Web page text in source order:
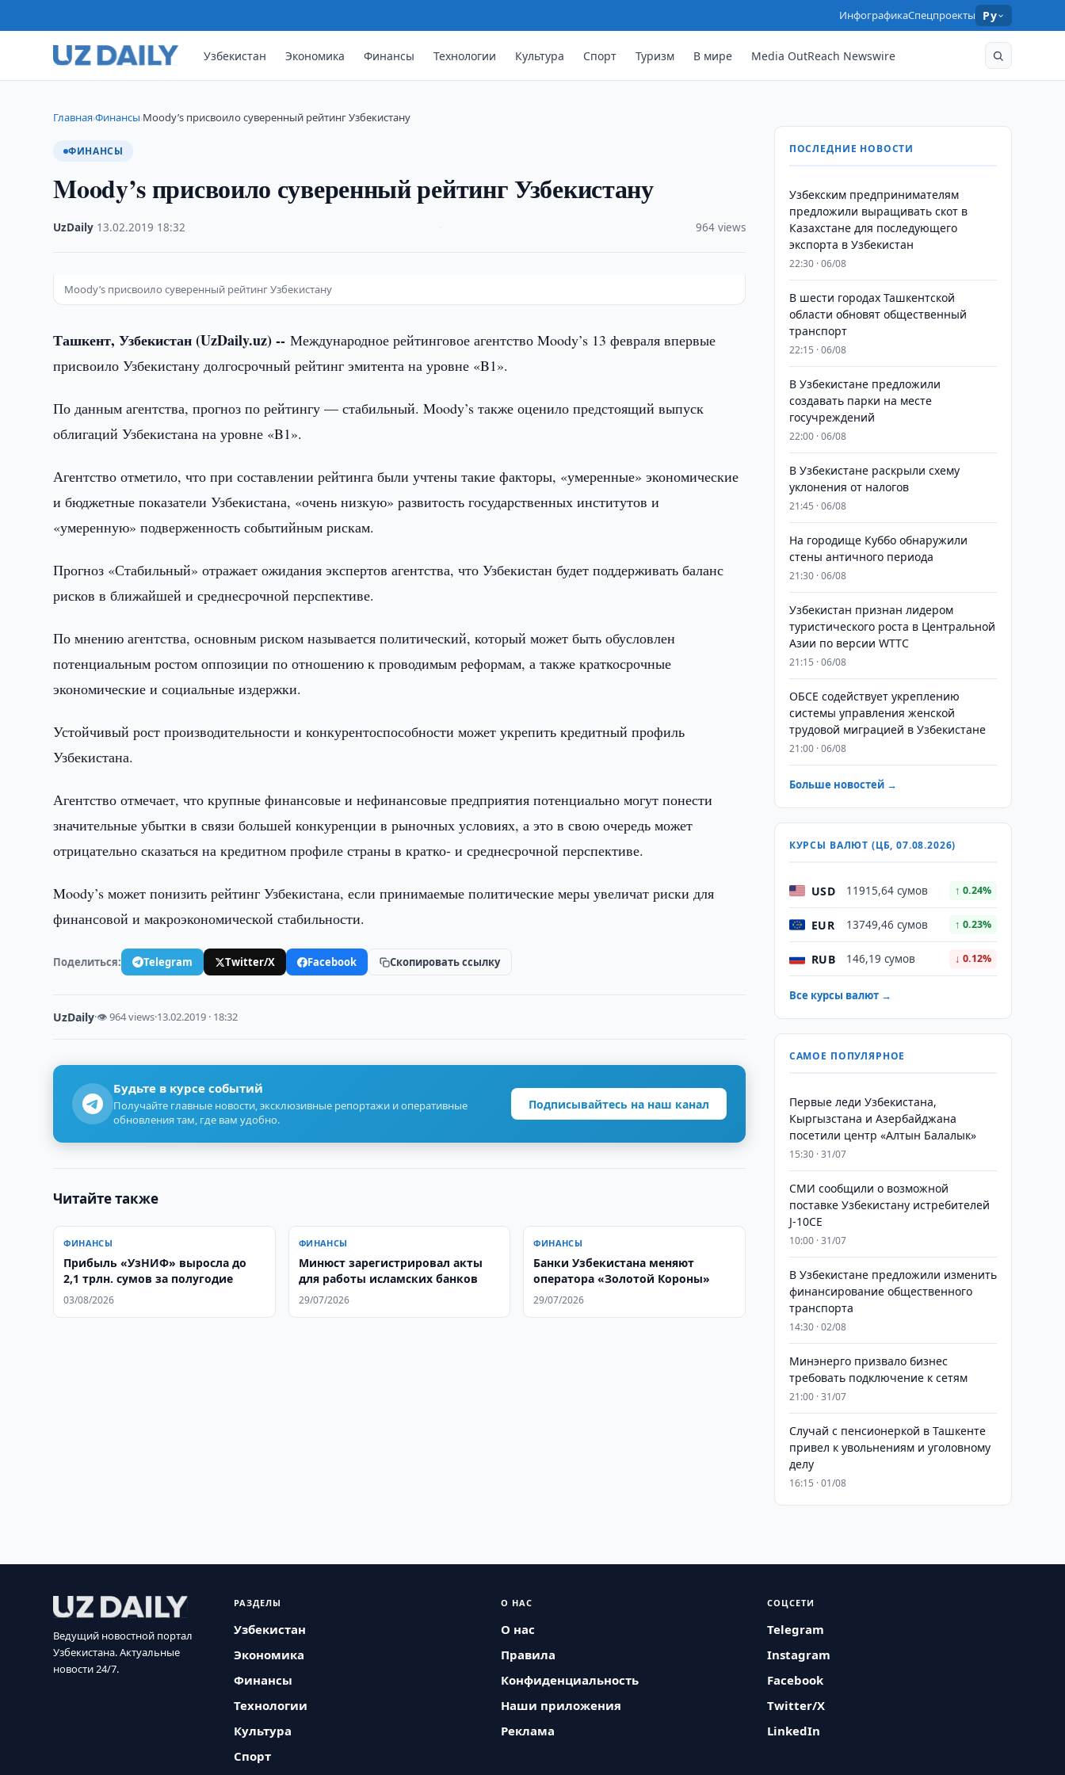
ИнфографикаСпецпроекты Ру
Узбекистан Экономика Финансы Технологии Культура Спорт Туризм В мире Media OutReach Newswire
Главная›Финансы›Moody’s присвоило суверенный рейтинг Узбекистану
ФИНАНСЫ
Moody’s присвоило суверенный рейтинг Узбекистану
UzDaily 13.02.2019 18:32 964 views
Moody’s присвоило суверенный рейтинг Узбекистану
Ташкент, Узбекистан (UzDaily.uz) --Международное рейтинговое агентство Moody’s 13 февраля впервые
присвоило Узбекистану долгосрочный рейтинг эмитента на уровне «B1».
По данным агентства, прогноз по рейтингу — стабильный. Moody’s также оценило предстоящий выпуск
облигаций Узбекистана на уровне «B1».
Агентство отметило, что при составлении рейтинга были учтены такие факторы, «умеренные» экономические
и бюджетные показатели Узбекистана, «очень низкую» развитость государственных институтов и
«умеренную» подверженность событийным рискам.
Прогноз «Стабильный» отражает ожидания экспертов агентства, что Узбекистан будет поддерживать баланс
рисков в ближайшей и среднесрочной перспективе.
По мнению агентства, основным риском называется политический, который может быть обусловлен
потенциальным ростом оппозиции по отношению к проводимым реформам, а также краткосрочные
экономические и социальные издержки.
Устойчивый рост производительности и конкурентоспособности может укрепить кредитный профиль
Узбекистана.
Агентство отмечает, что крупные финансовые и нефинансовые предприятия потенциально могут понести
значительные убытки в связи большей конкуренции в рыночных условиях, а это в свою очередь может
отрицательно сказаться на кредитном профиле страны в кратко- и среднесрочной перспективе.
Moody’s может понизить рейтинг Узбекистана, если принимаемые политические меры увеличат риски для
финансовой и макроэкономической стабильности.
Поделиться: Telegram Twitter/X Facebook Скопировать ссылку
UzDaily·👁 964 views·13.02.2019 · 18:32
Будьте в курсе событий
Получайте главные новости, эксклюзивные репортажи и оперативные
обновления там, где вам удобно.
Подписывайтесь на наш канал
Читайте также
ФИНАНСЫ
Прибыль «УзНИФ» выросла до
2,1 трлн. сумов за полугодие
03/08/2026
ФИНАНСЫ
Минюст зарегистрировал акты
для работы исламских банков
29/07/2026
ФИНАНСЫ
Банки Узбекистана меняют
оператора «Золотой Короны»
29/07/2026
ПОСЛЕДНИЕ НОВОСТИ
Узбекским предпринимателям
предложили выращивать скот в
Казахстане для последующего
экспорта в Узбекистан
22:30 · 06/08
В шести городах Ташкентской
области обновят общественный
транспорт
22:15 · 06/08
В Узбекистане предложили
создавать парки на месте
госучреждений
22:00 · 06/08
В Узбекистане раскрыли схему
уклонения от налогов
21:45 · 06/08
На городище Куббо обнаружили
стены античного периода
21:30 · 06/08
Узбекистан признан лидером
туристического роста в Центральной
Азии по версии WTTC
21:15 · 06/08
ОБСЕ содействует укреплению
системы управления женской
трудовой миграцией в Узбекистане
21:00 · 06/08
Больше новостей →
КУРСЫ ВАЛЮТ (ЦБ, 07.08.2026)
USD 11915,64 сумов ↑ 0.24%
EUR 13749,46 сумов ↑ 0.23%
RUB 146,19 сумов ↓ 0.12%
Все курсы валют →
САМОЕ ПОПУЛЯРНОЕ
Первые леди Узбекистана,
Кыргызстана и Азербайджана
посетили центр «Алтын Балалык»
15:30 · 31/07
СМИ сообщили о возможной
поставке Узбекистану истребителей
J-10CE
10:00 · 31/07
В Узбекистане предложили изменить
финансирование общественного
транспорта
14:30 · 02/08
Минэнерго призвало бизнес
требовать подключение к сетям
21:00 · 31/07
Случай с пенсионеркой в Ташкенте
привел к увольнениям и уголовному
делу
16:15 · 01/08
Ведущий новостной портал
Узбекистана. Актуальные
новости 24/7.
РАЗДЕЛЫ
Узбекистан
Экономика
Финансы
Технологии
Культура
Спорт
О НАС
О нас
Правила
Конфиденциальность
Наши приложения
Реклама
СОЦСЕТИ
Telegram
Instagram
Facebook
Twitter/X
LinkedIn